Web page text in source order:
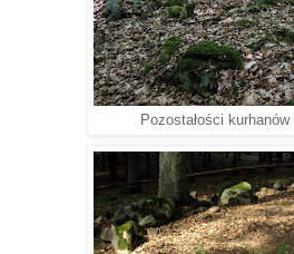
Pozostałości